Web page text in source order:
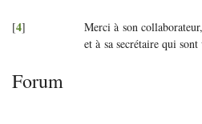
[4]
Merci à son
et à sa secrétaire qui
Forum